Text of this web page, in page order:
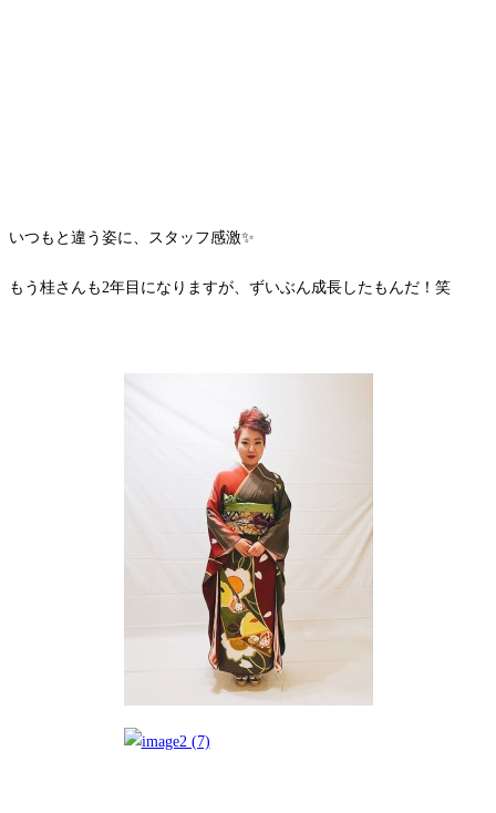
いつもと違う姿に、スタッフ感激✨
もう桂さんも2年目になりますが、ずいぶん成長したもんだ！笑